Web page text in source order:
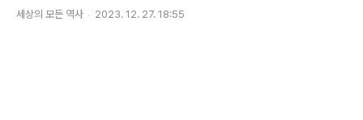
세상의 모든 역사 2023. 12. 27. 18:55